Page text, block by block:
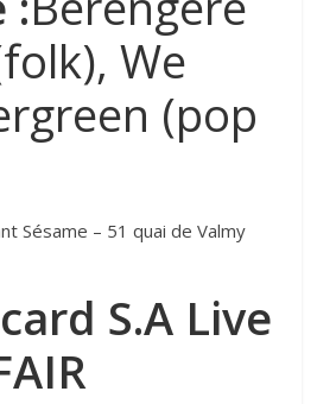
We
(pop
Sésame – 51 quai de Valmy
S.A Live